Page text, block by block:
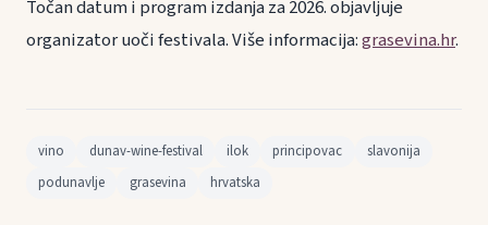
Točan datum i program izdanja za 2026. objavljuje
organizator uoči festivala. Više informacija:grasevina.hr.
vino dunav-wine-festival ilok principovac
slavonija
podunavlje
grasevina hrvatska